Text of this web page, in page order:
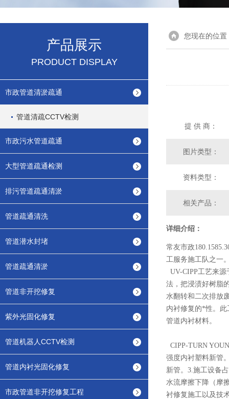
产品展示
PRODUCT DISPLAY
市政管道清淤疏通
管道清疏CCTV检测
市政污水管道疏通
大型管道疏通检测
排污管道疏通清淤
管道疏通清洗
管道潜水封堵
管道疏通清淤
管道非开挖修复
紫外光固化修复
管道机器人CCTV检测
管道内衬光固化修复
市政管道非开挖修复工程
您现在的位置
提 供 商：
图片类型：
资料类型：
相关产品：
详细介绍：
常友市政
工服务施工队之一
UV-CIPP工艺来
法，把浸渍好树脂
水翻转和二次排放
内衬修复的*性。此
管道内衬材料。
CIPP-TURN
强度内衬塑料新管
新管。3.施工设备
水流摩擦下降（摩
衬修复施工以及技